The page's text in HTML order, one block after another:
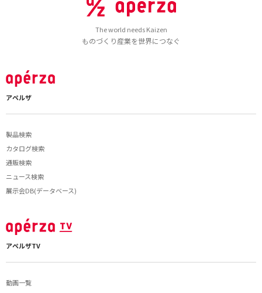
The world needs Kaizen
ものづくり産業を世界につなぐ
アペルザ
製品検索
カタログ検索
通販検索
ニュース検索
展示会DB(データベース)
アペルザTV
動画一覧